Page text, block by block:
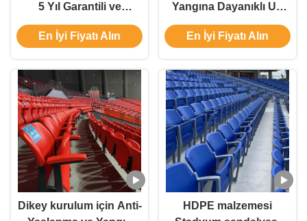
5 Yıl Garantili ve
Özelleştirilmiş Renkli
HDPE Malzemeden
Sandalyesi
En İyi Fiyatı Alın
Yangına Dayanıklı UV
Korumalı Plastik
Stadyum Oturma ve
En İyi Fiyatı Alın
Dikey kurulum için Anti-
HDPE malzemesi